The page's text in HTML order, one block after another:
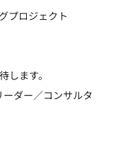
プロジェクト
します。
ダー／コンサルタ